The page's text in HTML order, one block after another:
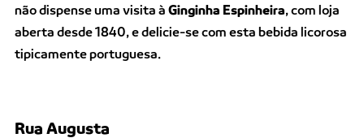
não dispense uma visita à Ginginha Espinheira, com loja
aberta desde 1840, e delicie-se com esta bebida licorosa
tipicamente portuguesa.
Rua Augusta